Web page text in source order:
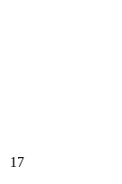
17